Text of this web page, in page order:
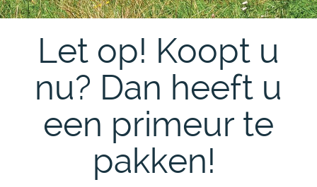
Let op! Koopt u
nu? Dan heeft u
een primeur te
pakken!